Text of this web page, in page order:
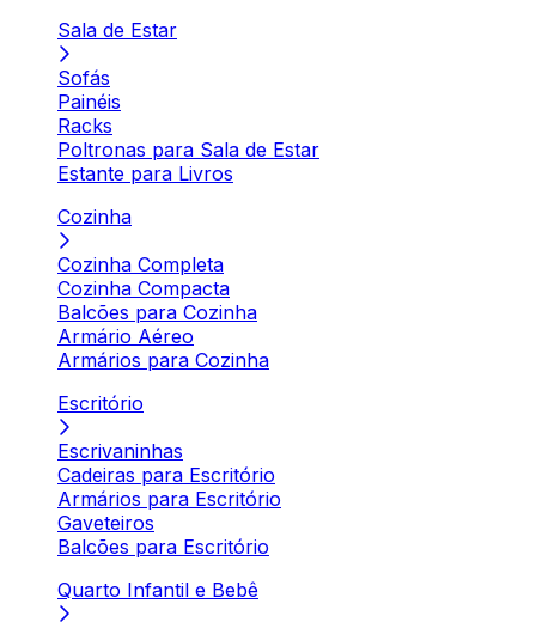
Sala de Estar
Sofás
Painéis
Racks
Poltronas para Sala de Estar
Estante para Livros
Cozinha
Cozinha Completa
Cozinha Compacta
Balcões para Cozinha
Armário Aéreo
Armários para Cozinha
Escritório
Escrivaninhas
Cadeiras para Escritório
Armários para Escritório
Gaveteiros
Balcões para Escritório
Quarto Infantil e Bebê